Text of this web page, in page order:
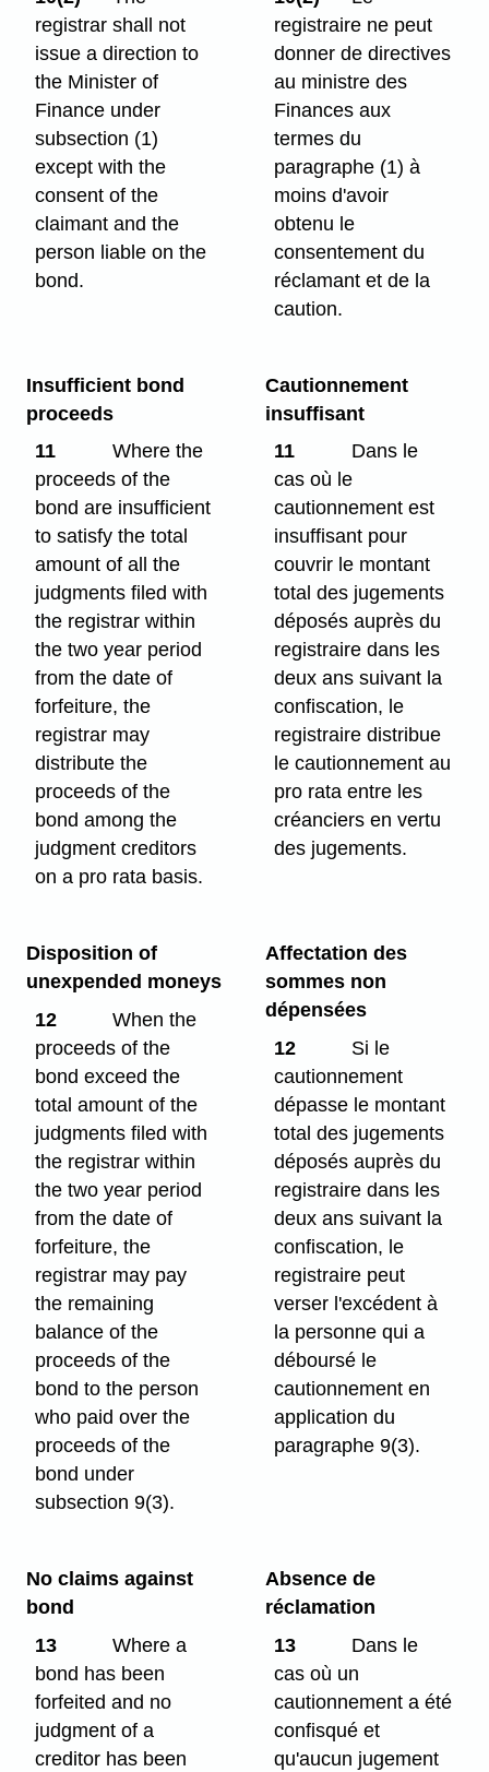
registrar shall not
issue a direction to
the Minister of
Finance under
subsection (1)
except with the
consent of the
claimant and the
person liable on the
bond.
registraire ne peut
donner de directives
au ministre des
Finances aux
termes du
paragraphe (1) à
moins d'avoir
obtenu le
consentement du
réclamant et de la
caution.
Insufficient bond
proceeds
11
Where the
proceeds of the
bond are insufficient
to satisfy the total
amount of all the
judgments filed with
the registrar within
the two year period
from the date of
forfeiture, the
registrar may
distribute the
proceeds of the
bond among the
judgment creditors
on a pro rata basis.
Cautionnement
insuffisant
11
Dans le
cas où le
cautionnement est
insuffisant pour
couvrir le montant
total des jugements
déposés auprès du
registraire dans les
deux ans suivant la
confiscation, le
registraire distribue
le cautionnement au
pro rata entre les
créanciers en vertu
des jugements.
Disposition of
unexpended moneys
12
When the
proceeds of the
bond exceed the
total amount of the
judgments filed with
the registrar within
the two year period
from the date of
forfeiture, the
registrar may pay
the remaining
balance of the
proceeds of the
bond to the person
who paid over the
proceeds of the
bond under
subsection 9(3).
Affectation des
sommes non
dépensées
12
Si le
cautionnement
dépasse le montant
total des jugements
déposés auprès du
registraire dans les
deux ans suivant la
confiscation, le
registraire peut
verser l'excédent à
la personne qui a
déboursé le
cautionnement en
application du
paragraphe 9(3).
No claims against
bond
13
Where a
bond has been
forfeited and no
judgment of a
creditor has been
Absence de
réclamation
13
Dans le
cas où un
cautionnement a été
confisqué et
qu'aucun jugement